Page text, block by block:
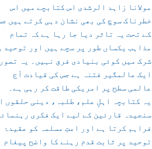
مولانا زاہد الرشدی اس کتابچے میں اس
خطرناک سوچ کی بھی نشان دہی کرتے ہیں
کے تحت یہ تاثر دیا جا رہا ہے کہ تمام
مذاہب یکساں طور پر سچے ہیں اور توحید
شرک میں کوئی بنیادی فرق نہیں۔ یہ تصور
ایک عالمگیر فتنہ ہے جس کی قیادت آج
عالمی سطح پر امریکی طاقت کر رہی ہے۔
یہ کتابچہ اہلِ علم، طلبہ، دینی حلقوں
سنجیدہ قارئین کے لیے ایک فکری
فراہم کرتا ہے اور امتِ مسلمہ کو عقیدۂ
توحید پر ثابت قدم رہنے کا واضح پیغام